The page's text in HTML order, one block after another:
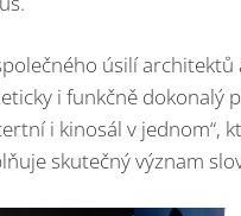
úsilí
i funkčně dokonalý
i kinosál v jednom“,
skutečný význam